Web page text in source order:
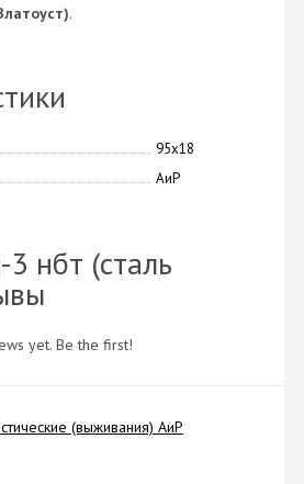
.
95х18
АиР
нбт (сталь
yet. Be the first!
(выживания) АиР